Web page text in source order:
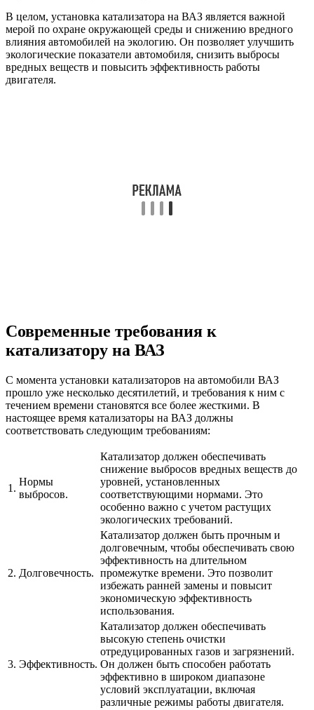
В целом, установка катализатора на ВАЗ является важной
мерой по охране окружающей среды и снижению вредного
влияния автомобилей на экологию. Он позволяет улучшить
экологические показатели автомобиля, снизить выбросы
вредных веществ и повысить эффективность работы
двигателя.
Современные требования к
катализатору на ВАЗ
С момента установки катализаторов на автомобили ВАЗ
прошло уже несколько десятилетий, и требования к ним с
течением времени становятся все более жесткими. В
настоящее время катализаторы на ВАЗ должны
соответствовать следующим требованиям:
1.
Нормы
выбросов.
Катализатор должен обеспечивать
снижение выбросов вредных веществ до
уровней, установленных
соответствующими нормами. Это
особенно важно с учетом растущих
экологических требований.
2. Долговечность.
Катализатор должен быть прочным и
долговечным, чтобы обеспечивать свою
эффективность на длительном
промежутке времени. Это позволит
избежать ранней замены и повысит
экономическую эффективность
использования.
3. Эффективность.
Катализатор должен обеспечивать
высокую степень очистки
отредуцированных газов и загрязнений.
Он должен быть способен работать
эффективно в широком диапазоне
условий эксплуатации, включая
различные режимы работы двигателя.